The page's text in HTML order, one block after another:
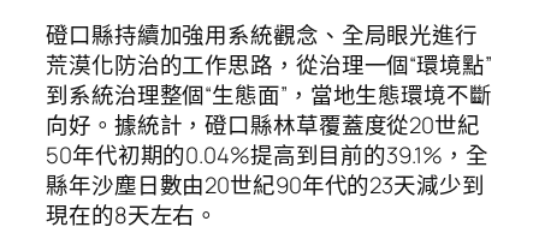
磴口縣持續加強用系統觀念、全局眼光進行
荒漠化防治的工作思路，從治理一個“環境點”
到系統治理整個“生態面”，當地生態環境不斷
向好。據統計，磴口縣林草覆蓋度從20世紀
50年代初期的0.04%提高到目前的39.1%，全
縣年沙塵日數由20世紀90年代的23天減少到
現在的8天左右。